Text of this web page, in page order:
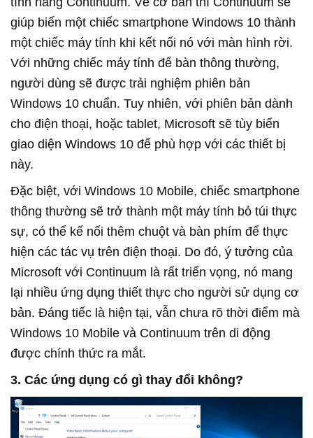
giúp biến một chiếc smartphone Windows 10 thành
một chiếc máy tính khi kết nối nó với màn hình rời.
Với những chiếc máy tính để bàn thông thường,
người dùng sẽ được trải nghiệm phiên bản
Windows 10 chuẩn. Tuy nhiên, với phiên bản dành
cho điện thoại, hoặc tablet, Microsoft sẽ tùy biến
giao diện Windows 10 để phù hợp với các thiết bị
này.
Đặc biệt, với Windows 10 Mobile, chiếc smartphone
thông thường sẽ trở thành một máy tính bỏ túi thực
sự, có thể kế nối thêm chuột và bàn phím để thực
hiện các tác vụ trên điện thoại. Do đó, ý tưởng của
Microsoft với Continuum là rất triển vọng, nó mang
lại nhiều ứng dụng thiết thực cho người sử dụng cơ
bản. Đáng tiếc là hiện tại, vẫn chưa rõ thời điểm mà
Windows 10 Mobile và Continuum trên di động
được chính thức ra mắt.
3. Các ứng dụng có gì thay đổi không?